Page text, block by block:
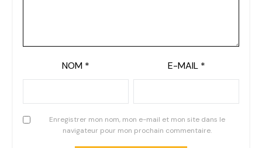
NOM * E-MAIL *
Enregistrer mon nom, mon e-mail et mon site dans le
navigateur pour mon prochain commentaire.